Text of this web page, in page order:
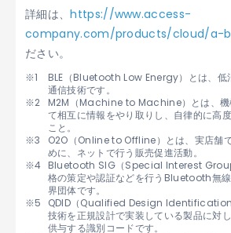
詳細は、https://www.access-
company.com/products/cloud/a-
ださい。
BLE（Bluetooth Low Energy）とは、低
通信技術です。
M2M（Machine to Machine）とは、機
て相互に情報をやり取りし、自律的に高
こと。
O2O（Online to Offline）とは、実店舗
めに、ネットで行う販売促進活動。
Bluetooth SIG（Special Interest
格の策定や認証などを行うBluetooth無
界団体です。
QDID（Qualified Design
技術を正規設計で実装している製品に対
供与する識別コードです。